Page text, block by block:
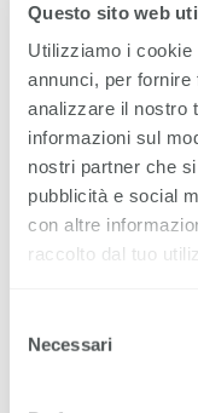
Questo sito web
Utilizziamo i
annunci, per
analizzare il nostro
informazioni sul
nostri partner che
pubblicità e social
con altre
raccolto dal tuo
delNecessari
dichiara infatti di
nella scelta della
ritiene che i propri
buona o addirittura
svizzero. Tra i
quanto riguarda le
dell’interesse:
considerazione
e diminuisce, di
che vorrebbero
Offerta di